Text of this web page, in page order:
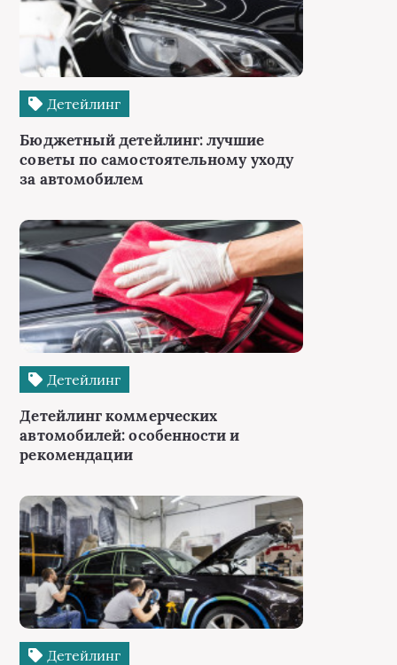
Детейлинг
Бюджетный детейлинг: лучшие
советы по самостоятельному уходу
за автомобилем
Детейлинг
Детейлинг коммерческих
автомобилей: особенности и
рекомендации
Детейлинг